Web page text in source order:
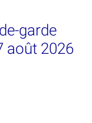
garde
août 2026